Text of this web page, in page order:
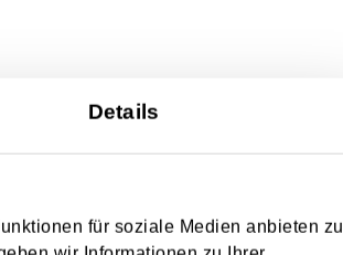
Details
für soziale Medien anbieten zu